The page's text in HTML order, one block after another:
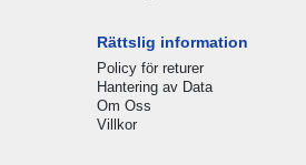
Rättslig information
Policy för returer
Hantering av Data
Om Oss
Villkor